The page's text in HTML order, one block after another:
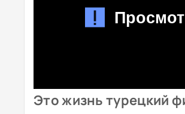
Это жизнь турецкий